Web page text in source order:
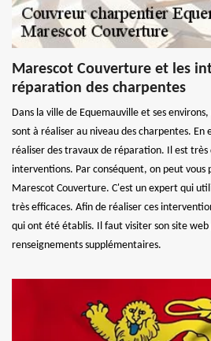
Marescot Couverture et les
réparation des charpentes
Dans la ville de Equemauville et ses
sont à réaliser au niveau des charpentes. En
réaliser des travaux de réparation. Il est très
interventions. Par conséquent, on peut vous
Marescot Couverture. C'est un expert qui
très efficaces. Afin de réaliser ces
qui ont été établis. Il faut visiter son site
renseignements supplémentaires.